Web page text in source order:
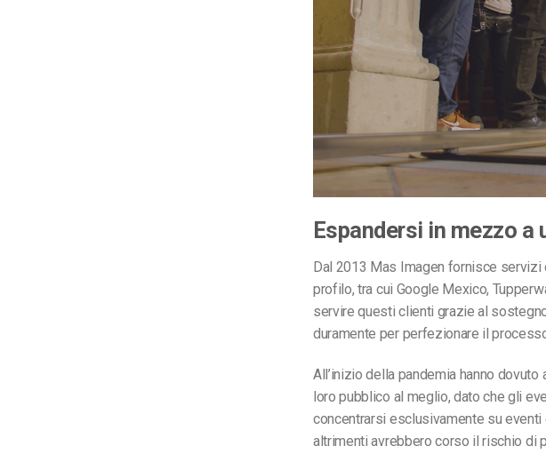
Espandersi in mezzo a
Dal 2013 Mas Imagen fornisce
profilo, tra cui Google Mexico,
servire questi clienti grazie al
duramente per perfezionare il
All’inizio della pandemia hanno
loro pubblico al meglio, dato che gli
concentrarsi esclusivamente su eventi
altrimenti avrebbero corso il rischio di